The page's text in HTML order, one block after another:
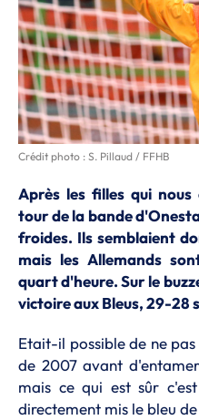
Crédit photo : S. Pillaud / FFHB
Après les filles qui
tour de la bande
froides. Ils semblaient
mais les Allemands
quart d'heure. Sur le
victoire aux Bleus, 29-28
Etait-il possible de ne
de 2007 avant
mais ce qui est sûr
directement mis le bleu